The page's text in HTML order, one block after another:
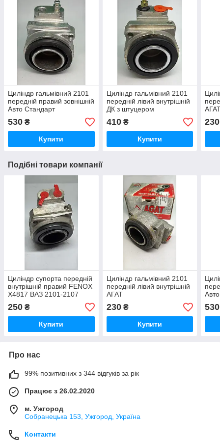
Циліндр гальмівний 2101
передній правий зовнішній
Авто Стандарт
530 ₴
Купити
Циліндр гальмівний 2101
передній лівий внутрішній
ДК з штуцером
410₴
Купити
230
Подібні товари компанії
Циліндр супорта передній
внутрішній правий FENOX
X4817 ВАЗ 2101-2107
250 ₴
Купити
Циліндр гальмівний 2101
передній лівий внутрішній
АГАТ
230₴
Купити
530
Про нас
99% позитивних з 344 відгуків за рік
Працює з 26.02.2020
м. Ужгород
Собранецька 153, Ужгород, Україна
Контакти